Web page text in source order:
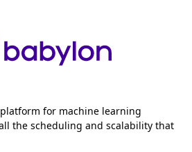
for machine learning
the scheduling and scalability that